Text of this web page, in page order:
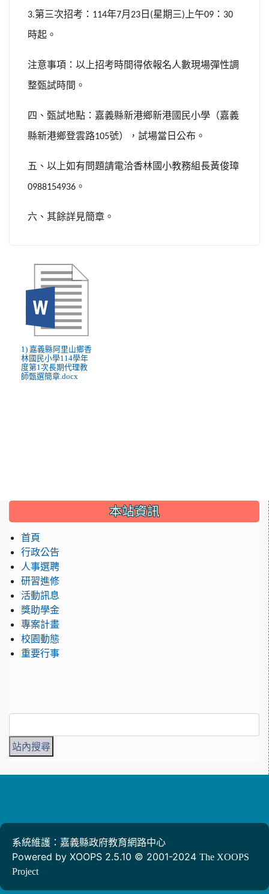
3.第三次招考： 114年7月 23 日 (星期三) 上午09 ： 30
時起。
注意事項：以上招考時間得依報名人數現場彈性調
整甄試時間。
四、甄試地點：嘉義縣新港鄉新港國民小學（嘉義
縣新港鄉登雲路105號），試場當日公布。
五、以上如有問題請電洽香林國小教務組長黃俊璋
0988154936 。
六、其餘詳見簡章。
1) 嘉義縣阿里山鄉香
林國民小學114學年
度第1次長期代理教
師甄選簡章.docx
::: 本站資訊
首頁
行政公告
人事選聘
研習進修
活動訊息
獎助學金
專案計畫
校園動態
重要行事
系統維護：嘉義縣政府教育網路中心
Powered by XOOPS 2.5.10 © 2001-2024 The XOOPS
Project